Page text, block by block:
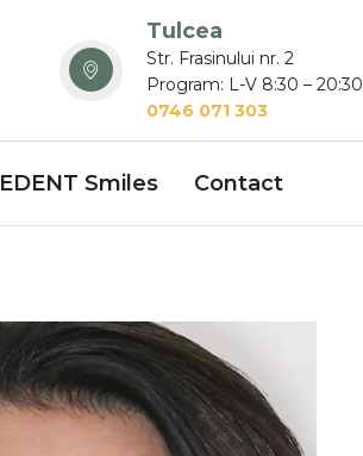
Tulcea
Str. Frasinului nr. 2
Program: L-V 8:30 – 20:30
0746 071 303
EDENT Smiles Contact